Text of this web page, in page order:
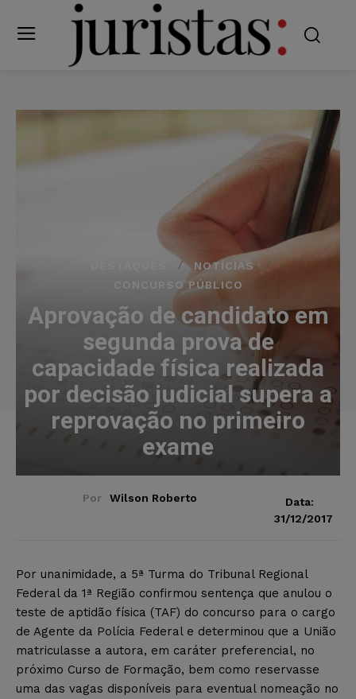
NOTÍCIAS
CONCURSO PÚBLICO
Aprovação de candidato em
segunda prova de
capacidade física realizada
por decisão judicial supera a
reprovação no primeiro
exame
Por Wilson Roberto
Data:
31/12/2017
Por unanimidade, a 5ª Turma do Tribunal Regional
Federal da 1ª Região confirmou sentença que anulou o
teste de aptidão física (TAF) do concurso para o cargo
de Agente da Polícia Federal e determinou que a União
matriculasse a autora, em caráter preferencial, no
próximo Curso de Formação, bem como reservasse
uma das vagas disponíveis para eventual nomeação no